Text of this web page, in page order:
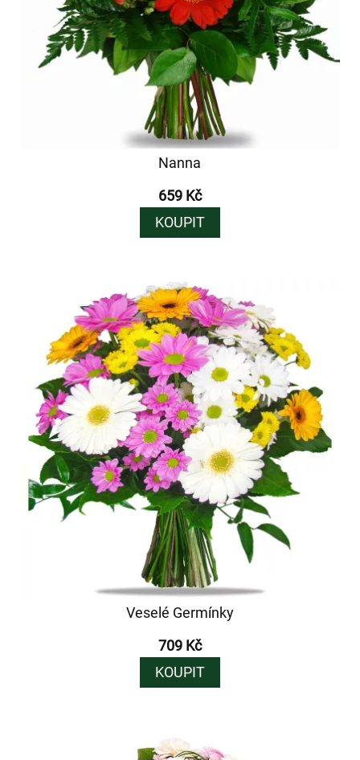
Nanna
659 Kč
KOUPIT
Veselé Germínky
709 Kč
KOUPIT